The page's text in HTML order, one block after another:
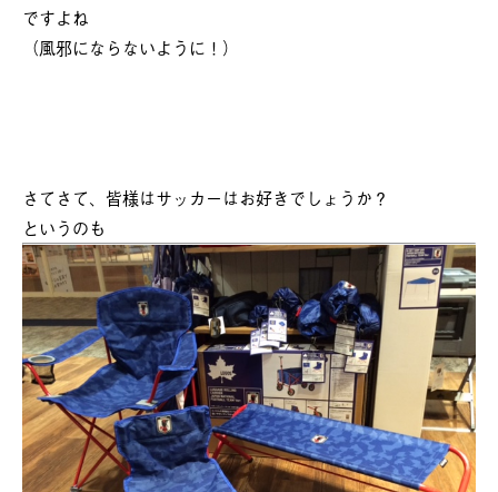
ですよね
（風邪にならないように！）
さてさて、皆様はサッカーはお好きでしょうか？
というのも